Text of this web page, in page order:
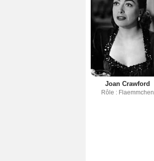
Joan Crawford
Rôle : Flaemmchen